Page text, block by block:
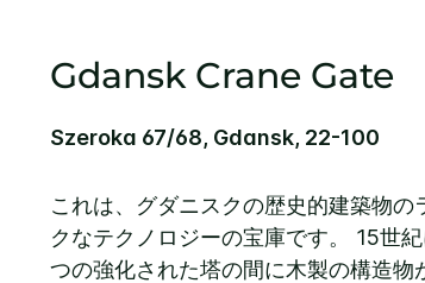
Gdansk Crane Gate
Szeroka 67/68, Gdansk, 22-100
これは、グダニスクの歴史的建築物
クなテクノロジーの宝庫です。 15世
つの強化された塔の間に木製の構造